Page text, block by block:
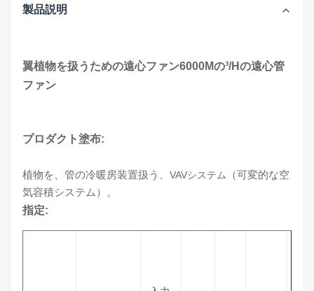
製品説明
翼植物を扱うための遠心ファン6000Mの³/Hの遠心管
ファン
プロダクト塗布:
植物を、管の冷暖房装置扱う、 VAVシステム
（可変的な空
気容積システム）。
指定: